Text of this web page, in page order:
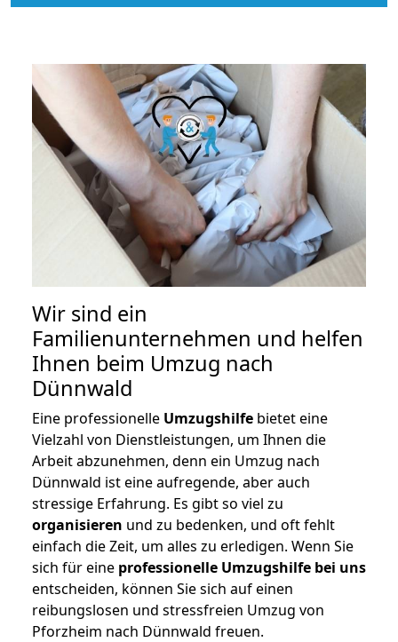
Wir sind ein
Familienunternehmen und helfen
Ihnen beim Umzug nach
Dünnwald
Eine professionelle Umzugshilfe bietet eine
Vielzahl von Dienstleistungen, um Ihnen die
Arbeit abzunehmen, denn ein Umzug nach
Dünnwald ist eine aufregende, aber auch
stressige Erfahrung. Es gibt so viel zu
organisieren und zu bedenken, und oft fehlt
einfach die Zeit, um alles zu erledigen. Wenn Sie
sich für eine professionelle Umzugshilfe bei uns
entscheiden, können Sie sich auf einen
reibungslosen und stressfreien Umzug von
Pforzheim nach Dünnwald freuen.